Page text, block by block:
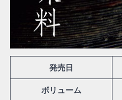
発売日
ボリューム